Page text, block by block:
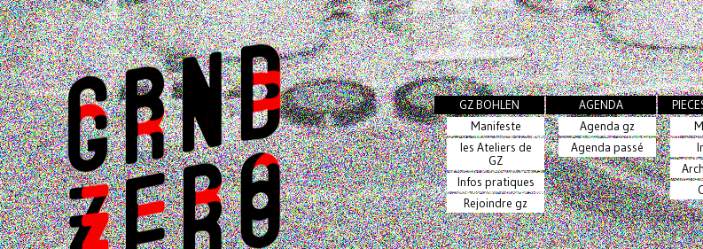
GZ BOHLEN
Manifeste
les Ateliers de
GZ
Infos pratiques
Rejoindre gz
AGENDA
Agenda gz
Agenda passé